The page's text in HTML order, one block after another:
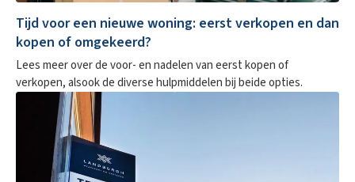
Tijd voor een nieuwe woning: eerst verkopen en dan
kopen of omgekeerd?
Lees meer over de voor- en nadelen van eerst kopen of
verkopen, alsook de diverse hulpmiddelen bij beide opties.